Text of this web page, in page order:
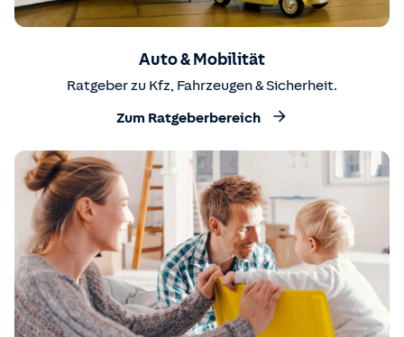
Auto & Mobilität
Ratgeber zu Kfz, Fahrzeugen & Sicherheit.
Zum Ratgeberbereich